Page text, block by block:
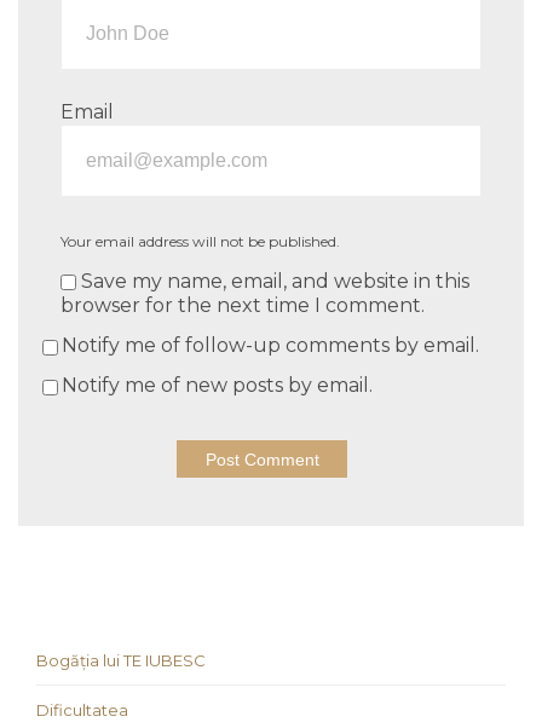
Email
Your email address will not be published.
Save my name, email, and website in this
browser for the next time I comment.
Notify me of follow-up comments by email.
Notify me of new posts by email.
Bogăția lui TE IUBESC
Dificultatea